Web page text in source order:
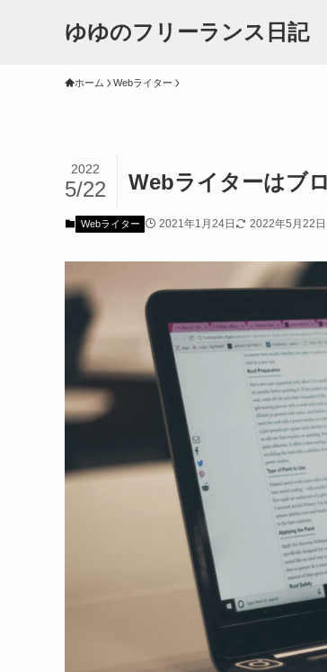
ゆゆのフリーランス日記
ホーム Webライター
Webライターはブ
2022
5/22
Webライター 2021年1月24日 2022年5月22日